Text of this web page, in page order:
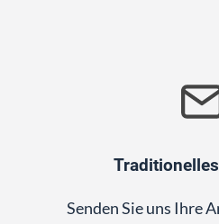
Senden Sie uns Ihre